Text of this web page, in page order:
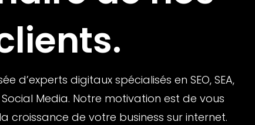
d’experts digitaux spécialisés en SEO, SEA,
Media. Notre motivation est de vous
croissance de votre business sur internet.